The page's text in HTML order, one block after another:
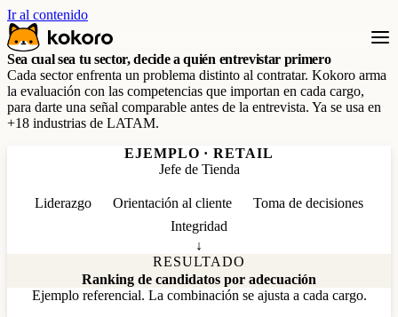
Ir al contenido
Sea cual sea tu sector, decide a quién entrevistar primero
Cada sector enfrenta un problema distinto al contratar. Kokoro arma
la evaluación con las competencias que importan en cada cargo,
para darte una señal comparable antes de la entrevista. Ya se usa en
+18 industrias de LATAM.
EJEMPLO · RETAIL
Jefe de Tienda
Liderazgo Orientación al cliente
Toma de decisiones
Integridad
↓
RESULTADO
Ranking de candidatos por adecuación
Ejemplo referencial. La combinación se ajusta a cada cargo.